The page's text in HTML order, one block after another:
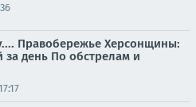
Правобережье Херсонщины:
за день По обстрелам и